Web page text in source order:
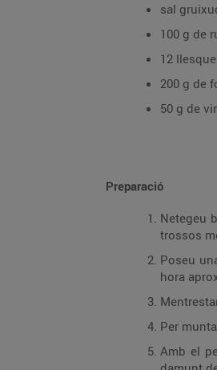
sal
100 g de
12
200 g de
50 g de
Preparació
Netegeu
trossos
Poseu
hora
Per
Amb el